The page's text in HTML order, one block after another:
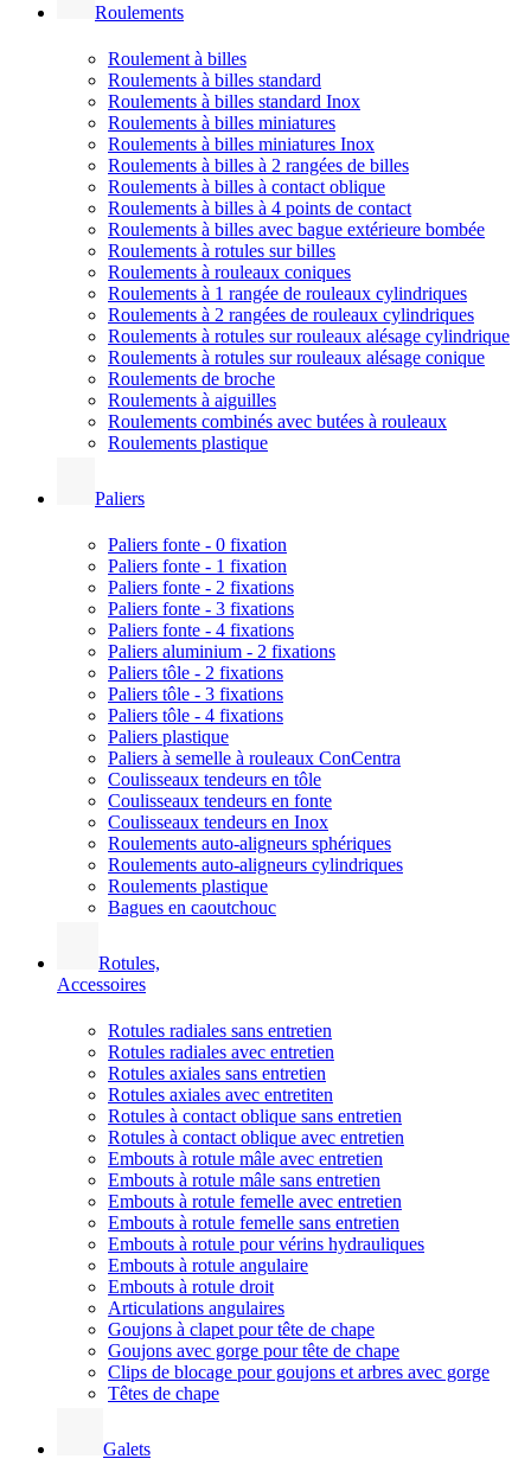
Roulements
Roulement à billes
Roulements à billes standard
Roulements à billes standard Inox
Roulements à billes miniatures
Roulements à billes miniatures Inox
Roulements à billes à 2 rangées de billes
Roulements à billes à contact oblique
Roulements à billes à 4 points de contact
Roulements à billes avec bague extérieure bombée
Roulements à rotules sur billes
Roulements à rouleaux coniques
Roulements à 1 rangée de rouleaux cylindriques
Roulements à 2 rangées de rouleaux cylindriques
Roulements à rotules sur rouleaux alésage cylindrique
Roulements à rotules sur rouleaux alésage conique
Roulements de broche
Roulements à aiguilles
Roulements combinés avec butées à rouleaux
Roulements plastique
Paliers
Paliers fonte - 0 fixation
Paliers fonte - 1 fixation
Paliers fonte - 2 fixations
Paliers fonte - 3 fixations
Paliers fonte - 4 fixations
Paliers aluminium - 2 fixations
Paliers tôle - 2 fixations
Paliers tôle - 3 fixations
Paliers tôle - 4 fixations
Paliers plastique
Paliers à semelle à rouleaux ConCentra
Coulisseaux tendeurs en tôle
Coulisseaux tendeurs en fonte
Coulisseaux tendeurs en Inox
Roulements auto-aligneurs sphériques
Roulements auto-aligneurs cylindriques
Roulements plastique
Bagues en caoutchouc
Rotules,
Accessoires
Rotules radiales sans entretien
Rotules radiales avec entretien
Rotules axiales sans entretien
Rotules axiales avec entretiten
Rotules à contact oblique sans entretien
Rotules à contact oblique avec entretien
Embouts à rotule mâle avec entretien
Embouts à rotule mâle sans entretien
Embouts à rotule femelle avec entretien
Embouts à rotule femelle sans entretien
Embouts à rotule pour vérins hydrauliques
Embouts à rotule angulaire
Embouts à rotule droit
Articulations angulaires
Goujons à clapet pour tête de chape
Goujons avec gorge pour tête de chape
Clips de blocage pour goujons et arbres avec gorge
Têtes de chape
Galets